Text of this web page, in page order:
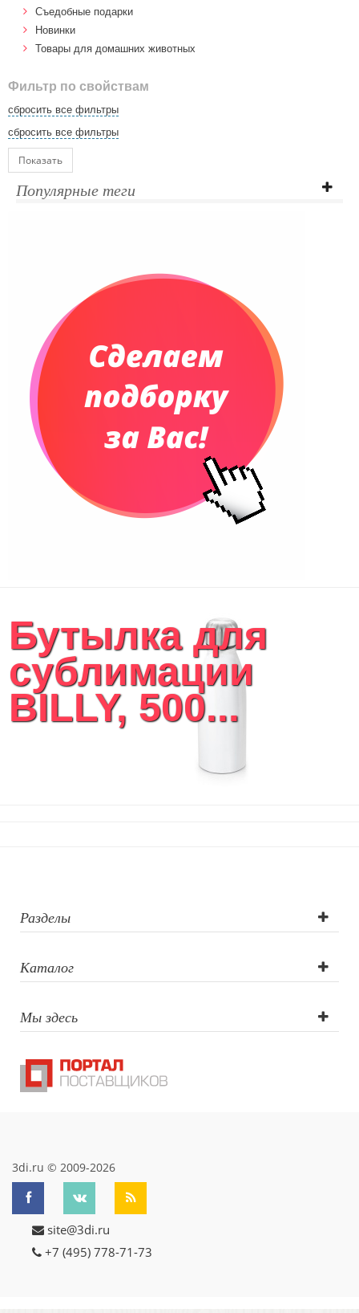
Cъедобные подарки
Новинки
Товары для домашних животных
Фильтр по свойствам
сбросить все фильтры
сбросить все фильтры
Показать
Популярные теги
Бутылка для
сублимации
BILLY, 500...
Разделы
Каталог
Мы здесь
3di.ru © 2009-2026
site@3di.ru
+7 (495) 778-71-73